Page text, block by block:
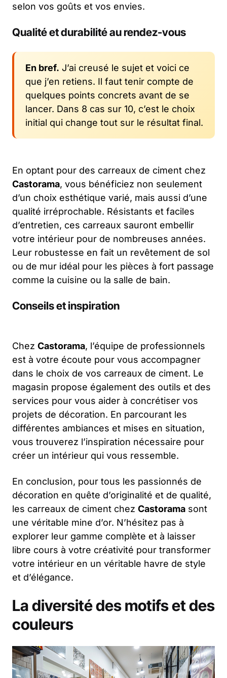
selon vos goûts et vos envies.
Qualité et durabilité au rendez-vous
En bref. J’ai creusé le sujet et voici ce
que j’en retiens. Il faut tenir compte de
quelques points concrets avant de se
lancer. Dans 8 cas sur 10, c’est le choix
initial qui change tout sur le résultat final.
En optant pour des carreaux de ciment chez
Castorama, vous bénéficiez non seulement
d’un choix esthétique varié, mais aussi d’une
qualité irréprochable. Résistants et faciles
d’entretien, ces carreaux sauront embellir
votre intérieur pour de nombreuses années.
Leur robustesse en fait un revêtement de sol
ou de mur idéal pour les pièces à fort passage
comme la cuisine ou la salle de bain.
Conseils et inspiration
Chez Castorama, l’équipe de professionnels
est à votre écoute pour vous accompagner
dans le choix de vos carreaux de ciment. Le
magasin propose également des outils et des
services pour vous aider à concrétiser vos
projets de décoration. En parcourant les
différentes ambiances et mises en situation,
vous trouverez l’inspiration nécessaire pour
créer un intérieur qui vous ressemble.
En conclusion, pour tous les passionnés de
décoration en quête d’originalité et de qualité,
les carreaux de ciment chez Castorama sont
une véritable mine d’or. N’hésitez pas à
explorer leur gamme complète et à laisser
libre cours à votre créativité pour transformer
votre intérieur en un véritable havre de style
et d’élégance.
La diversité des motifs et des
couleurs